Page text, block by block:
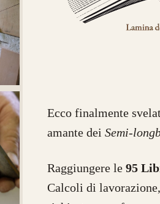
Ecco finalmente
amante dei Semi-
Raggiungere le 95
Calcoli di